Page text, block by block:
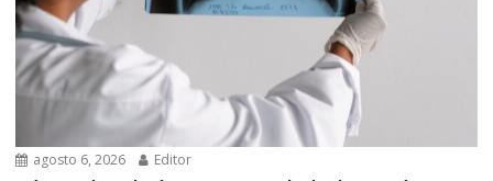
agosto 6, 2026 Editor